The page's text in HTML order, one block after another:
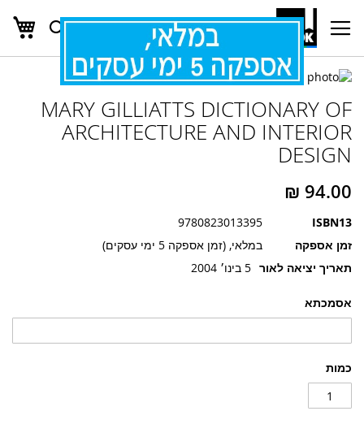
Skip
Content
חפש
אסמכתא
כמות
MARY GILLIATTS DICTIONARY OF
ARCHITECTURE AND INTERIOR
DESIGN
ISBN13
9780823013395
זמן אספקה
במלאי, (זמן אספקה 5 ימי עסקים)
תאריך יציאה לאור 5 בינו׳ 2004
לדלג
של
גלריית
תמונות
להתחלה
של
גלריית
תמונות